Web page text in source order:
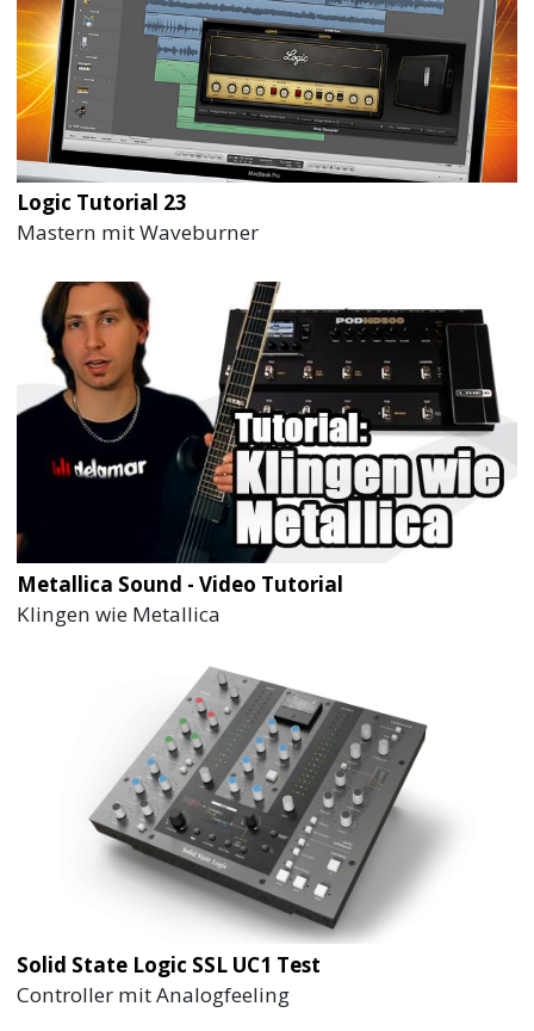
Logic Tutorial 23
Mastern mit Waveburner
Metallica Sound - Video Tutorial
Klingen wie Metallica
Solid State Logic SSL UC1 Test
Controller mit Analogfeeling